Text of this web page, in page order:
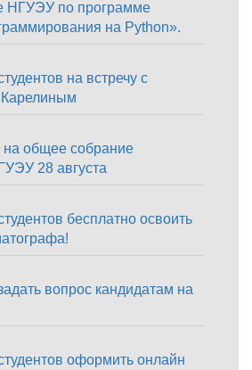
НГУЭУ по программе
на Python».
на встречу с
общее собрание
28 августа
бесплатно освоить
вопрос кандидатам на
оформить онлайн